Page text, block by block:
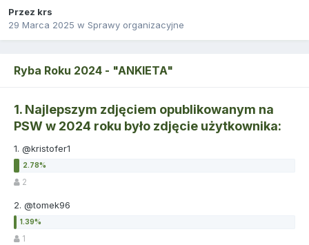
Przez krs
29 Marca 2025 w Sprawy organizacyjne
Ryba Roku 2024 - "ANKIETA"
1. Najlepszym zdjęciem opublikowanym na
PSW w 2024 roku było zdjęcie użytkownika:
1. @kristofer1
2
2. @tomek96
1